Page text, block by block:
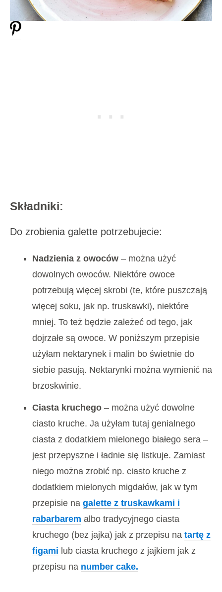
Składniki:
Do zrobienia galette potrzebujecie:
Nadzienia z owoców – można użyć
dowolnych owoców. Niektóre owoce
potrzebują więcej skrobi (te, które puszczają
więcej soku, jak np. truskawki), niektóre
mniej. To też będzie zależeć od tego, jak
dojrzałe są owoce. W poniższym przepisie
użyłam nektarynek i malin bo świetnie do
siebie pasują. Nektarynki można wymienić na
brzoskwinie.
Ciasta kruchego – można użyć dowolne
ciasto kruche. Ja użyłam tutaj genialnego
ciasta z dodatkiem mielonego białego sera –
jest przepyszne i ładnie się listkuje. Zamiast
niego można zrobić np. ciasto kruche z
dodatkiem mielonych migdałów, jak w tym
przepisie na galette z truskawkami i
rabarbarem albo tradycyjnego ciasta
kruchego (bez jajka) jak z przepisu na tartę z
figami lub ciasta kruchego z jajkiem jak z
przepisu na number cake.